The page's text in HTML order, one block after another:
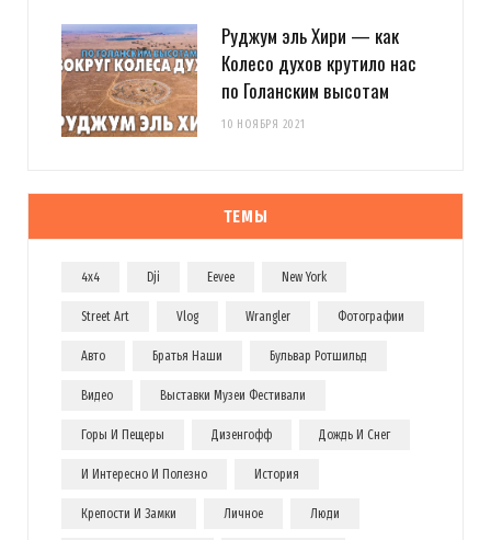
Руджум эль Хири — как
Колесо духов крутило нас
по Голанским высотам
10 НОЯБРЯ 2021
ТЕМЫ
4x4 Dji Eevee New York
Street Art Vlog Wrangler Фотографии
Авто Братья Наши Бульвар Ротшильд
Видео Выставки Музеи Фестивали
Горы И Пещеры Дизенгофф Дождь И Снег
И Интересно И Полезно История
Крепости И Замки Личное Люди